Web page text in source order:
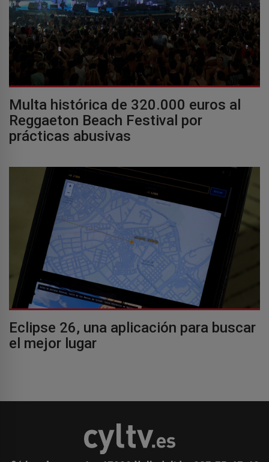
Multa histórica de 320.000 euros al
Reggaeton Beach Festival por
prácticas abusivas
Eclipse 26, una aplicación para buscar
el mejor lugar